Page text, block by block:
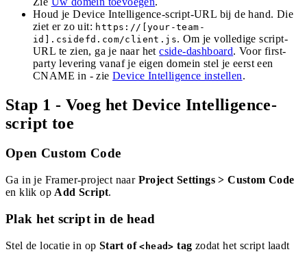
Houd je Device Intelligence-script-URL bij de hand. Die
ziet er zo uit: https://[your-team-
id].csidefd.com/client.js. Om je volledige script-
URL te zien, ga je naar hetcside-dashboard. Voor first-
party levering vanaf je eigen domein stel je eerst een
CNAME in - zieDevice Intelligence instellen.
Stap 1 - Voeg het Device Intelligence-
script toe
Open Custom Code
Ga in je Framer-project naar Project Settings > Custom Code
en klik op Add Script.
Plak het script in de head
Stel de locatie in op Start of<head> tag zodat het script laadt